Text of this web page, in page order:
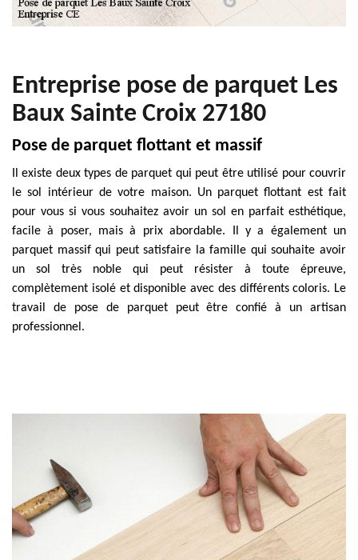
Entreprise pose de parquet Les
Baux Sainte Croix 27180
Pose de parquet flottant et massif
Il existe deux types de parquet qui peut être utilisé pour couvrir
le sol intérieur de votre maison. Un parquet flottant est fait
pour vous si vous souhaitez avoir un sol en parfait esthétique,
facile à poser, mais à prix abordable. Il y a également un
parquet massif qui peut satisfaire la famille qui souhaite avoir
un sol très noble qui peut résister à toute épreuve,
complètement isolé et disponible avec des différents coloris. Le
travail de pose de parquet peut être confié à un artisan
professionnel.